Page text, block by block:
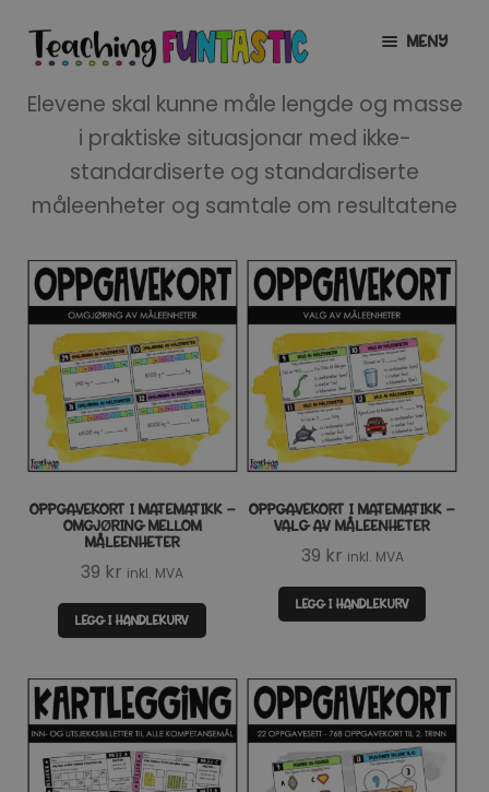
Hopp
til
Hopp
til
MENY
INFO
UTVID
UNDERMENY
MIN KONTO
GRATIS
UTVID
BUTIKK
UTVID
UNDERMENY
LISENSER
UTVID
UNDERMENY
TIPSHJØRNET
KURS
Elevene skal kunne måle lengde og masse
i praktiske situasjonar med ikke-
standardiserte og standardiserte
måleenheter og samtale om resultatene
OPPGAVEKORT I MATEMATIKK –
OMGJØRING MELLOM
MÅLEENHETER
39 kr inkl. MVA
LEGG I HANDLEKURV
OPPGAVEKORT I MATEMATIKK –
VALG AV MÅLEENHETER
39 kr inkl. MVA
LEGG I HANDLEKURV